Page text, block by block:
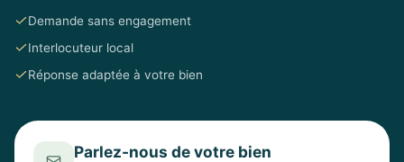
Demande sans engagement
Interlocuteur local
Réponse adaptée à votre bien
Parlez-nous de votre bien